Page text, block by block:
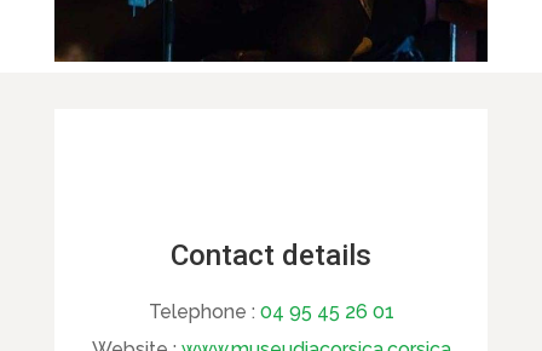
Contact details
Telephone : 04 95 45 26 01